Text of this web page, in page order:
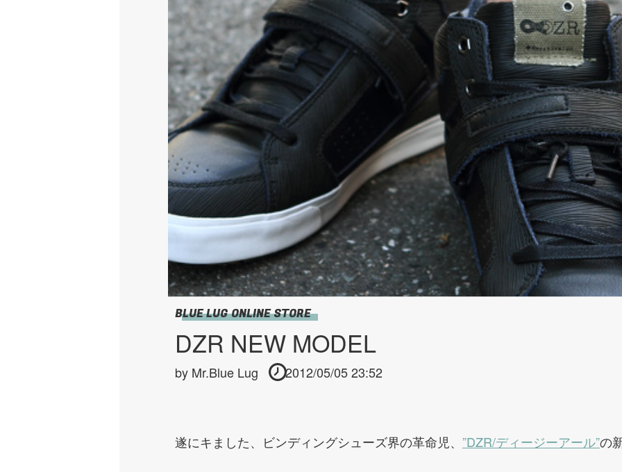
BLUE LUG ONLINE STORE
DZR NEW MODEL
by Mr.Blue Lug 2012/05/05 23:52
遂にキました、ビンディングシューズ界の革命児、 ”DZR/ディージーアール”の